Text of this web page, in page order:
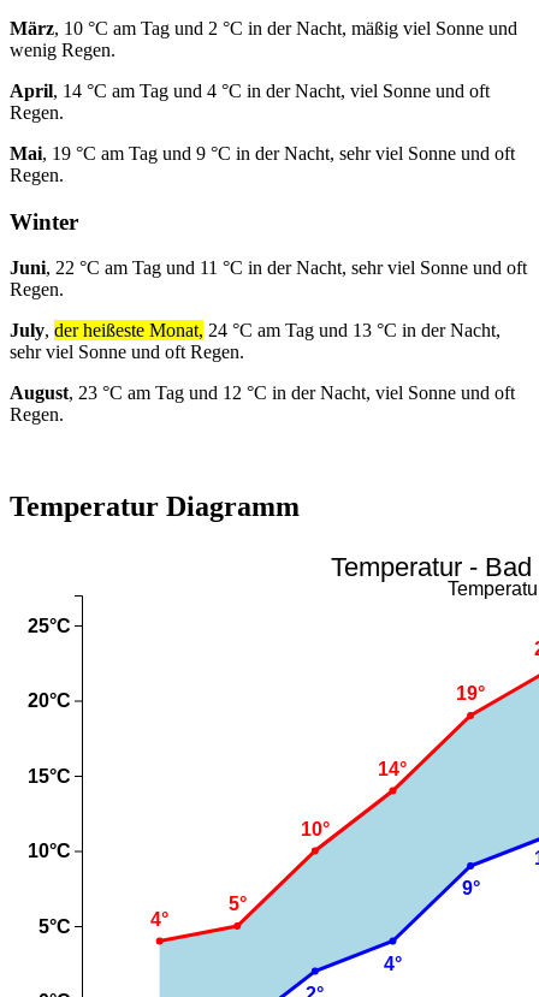
März, 10 °C am Tag und 2 °C in der Nacht, mäßig viel Sonne und
wenig Regen.
April, 14 °C am Tag und 4 °C in der Nacht, viel Sonne und oft
Regen.
Mai, 19 °C am Tag und 9 °C in der Nacht, sehr viel Sonne und oft
Regen.
Winter
Juni, 22 °C am Tag und 11 °C in der Nacht, sehr viel Sonne und oft
Regen.
July, der heißeste Monat, 24 °C am Tag und 13 °C in der Nacht,
sehr viel Sonne und oft Regen.
August, 23 °C am Tag und 12 °C in der Nacht, viel Sonne und oft
Regen.
Temperatur Diagramm